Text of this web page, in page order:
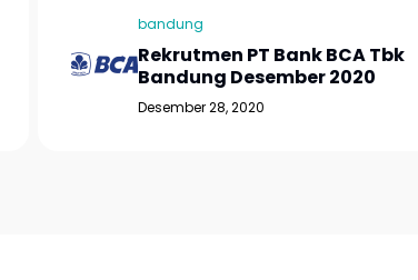
bandung
Rekrutmen PT Bank BCA Tbk
Bandung Desember 2020
Desember 28, 2020